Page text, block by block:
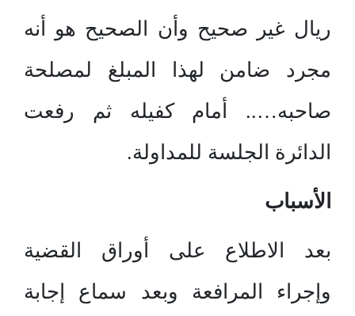
ريال غير صحيح وأن الصحيح هو أنه
مجرد ضامن لهذا المبلغ لمصلحة
صاحبه….. أمام كفيله ثم رفعت
الدائرة الجلسة للمداولة.
الأسباب
بعد الاطلاع على أوراق القضية
وإجراء المرافعة وبعد سماع إجابة